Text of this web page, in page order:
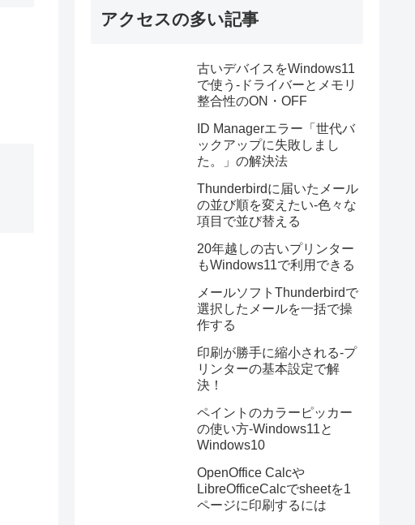
アクセスの多い記事
古いデバイスをWindows11
で使う-ドライバーとメモリ
整合性のON・OFF
ID Managerエラー「世代バ
ックアップに失敗しまし
た。」の解決法
Thunderbirdに届いたメール
の並び順を変えたい-色々な
項目で並び替える
20年越しの古いプリンター
もWindows11で利用できる
メールソフトThunderbirdで
選択したメールを一括で操
作する
印刷が勝手に縮小される-プ
リンターの基本設定で解
決！
ペイントのカラーピッカー
の使い方-Windows11と
Windows10
OpenOffice Calcや
LibreOfficeCalcでsheetを1
ページに印刷するには